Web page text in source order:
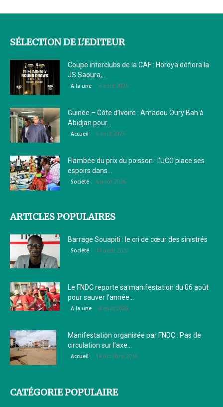
SÉLECTION DE L'EDITEUR
Coupe interclubs de la CAF : Horoya défiera la
JS Saoura,...
A la une 6 août 2026
Guinée – Côte d’Ivoire : Amadou Oury Bah à
Abidjan pour...
Accueil 6 août 2026
Flambée du prix du poisson : l’UCG place ses
espoirs dans...
Société 6 août 2026
ARTICLES POPULAIRES
Barrage Souapiti : le cri de cœur des sinistrés
Société 11 août 2020
Le FNDC reporte sa manifestation du 06 août
pour sauver l’année...
A la une 4 août 2020
Manifestation organisée par FNDC : Pas de
circulation sur l’axe...
Accueil 14 octobre 2019
CATÉGORIE POPULAIRE